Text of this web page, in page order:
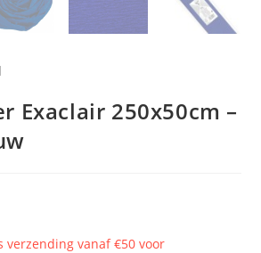
Exaclair 250x50cm –
verzending vanaf €50 voor